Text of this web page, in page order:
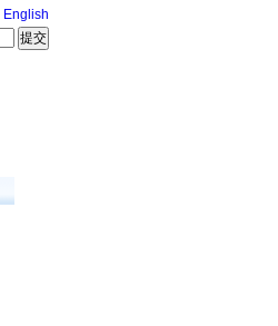
English